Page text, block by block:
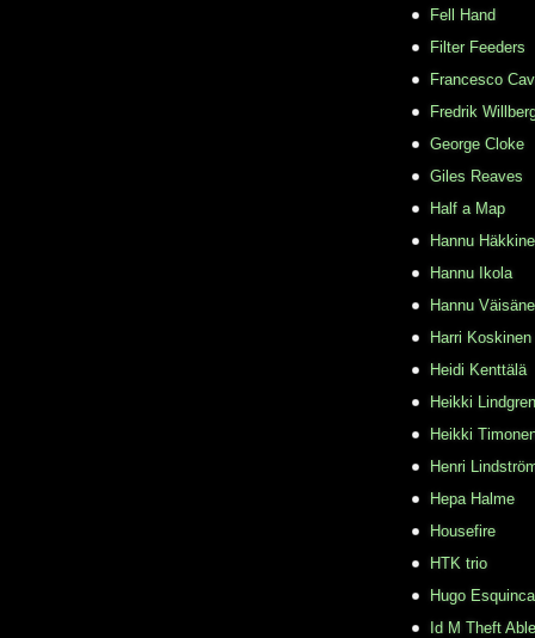
Fell Hand
Filter Feeders
Francesco
Fredrik
George Cloke
Giles Reaves
Half a Map
Hannu
Hannu Ikola
Hannu
Harri Koskinen
Heidi Kenttälä
Heikki Lindgren
Heikki
Henri
Hepa Halme
Housefire
HTK trio
Hugo Esquinca
Id M Theft Able